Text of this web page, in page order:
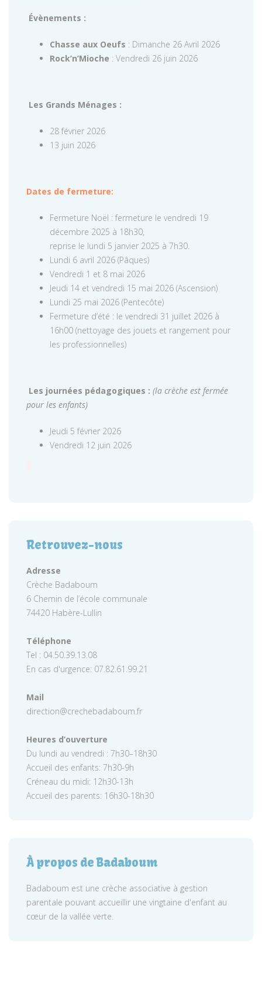
Évènements :
Chasse aux Oeufs : Dimanche 26 Avril 2026
Rock’n’Mioche : Vendredi 26 juin 2026
Les Grands Ménages :
28 février 2026
13 juin 2026
Dates de fermeture:
Fermeture Noël : fermeture le vendredi 19
décembre 2025 à 18h30,
reprise le lundi 5 janvier 2025 à 7h30.
Lundi 6 avril 2026 (Pâques)
Vendredi 1 et 8 mai 2026
Jeudi 14 et vendredi 15 mai 2026 (Ascension)
Lundi 25 mai 2026 (Pentecôte)
Fermeture d’été : le vendredi 31 juillet 2026 à
16h00 (nettoyage des jouets et rangement pour
les professionnelles)
Les journées pédagogiques : (la crèche est fermée
pour les enfants)
Jeudi 5 février 2026
Vendredi 12 juin 2026
Retrouvez-nous
Adresse
Crèche Badaboum
6 Chemin de l’école communale
74420 Habère-Lullin
Téléphone
Tel : 04.50.39.13.08
En cas d'urgence: 07.82.61.99.21
Mail
direction@crechebadaboum.fr
Heures d’ouverture
Du lundi au vendredi : 7h30–18h30
Accueil des enfants: 7h30-9h
Créneau du midi: 12h30-13h
Accueil des parents: 16h30-18h30
À propos de Badaboum
Badaboum est une crèche associative à gestion
parentale pouvant accueillir une vingtaine d'enfant au
cœur de la vallée verte.